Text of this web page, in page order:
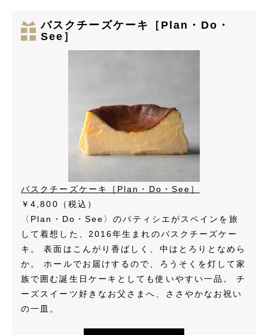
バスクチーズケーキ［Plan・Do・
See］
バスクチーズケーキ［Plan・Do・See］
￥4,800（税込）
〈Plan・Do・See〉のパティシエがスペインを旅
して着想した、2016年生まれのバスクチーズケー
キ。 表面はこんがり香ばしく、中はとろりとなめら
か。 ホールでお届けするので、ろうそくを灯して家
族で囲む誕生日ケーキとしても使いやすい一品。 チ
ーズスイーツ好きなお父さまへ、ささやかなお祝い
の一皿。